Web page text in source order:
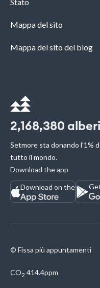
Mappa del sito
Mappa del sito del blog
2,168,380
Setmore sta donando l'1%
tutto il mondo.
Download the app
Download on the
© Fissa più appuntamenti
CO2 414.4ppm